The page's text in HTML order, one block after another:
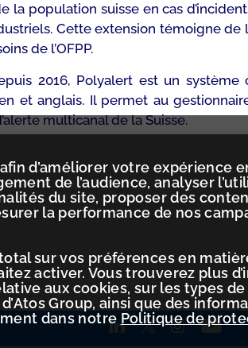
d’améliorer votre expérience
de l’audience, analyser
du site, proposer des
la performance de nos
sur vos préférences en
activer. Vous trouverez plus
aux cookies, sur les types
d’Atos Group, ainsi que des
dans notre Politique de
la population suisse en cas
Cette extension témoigne
de l’OFPP.
2016, Polyalert est un
et anglais. Il permet au
multicanal de la Suisse.